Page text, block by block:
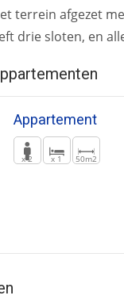
terrein afgezet
drie sloten, en
Appartement
x 2 x 1 50m2